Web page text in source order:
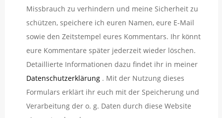
Missbrauch zu verhindern und meine Sicherheit zu
schützen, speichere ich euren Namen, eure E-Mail
sowie den Zeitstempel eures Kommentars. Ihr könnt
eure Kommentare später jederzeit wieder löschen.
Detaillierte Informationen dazu findet ihr in meiner
Datenschutzerklärung . Mit der Nutzung dieses
Formulars erklärt ihr euch mit der Speicherung und
Verarbeitung der o. g. Daten durch diese Website